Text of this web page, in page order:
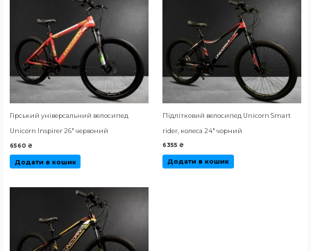
Гірський універсальний велосипед
Unicorn Inspirer 26″ червоний
6560 ₴
Додати в кошик
Підлітковий велосипед Unicorn Smart
rider, колеса 24″ чорний
6355 ₴
Додати в кошик